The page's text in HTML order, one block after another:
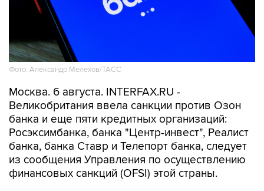
Фото: Александр Мелехов/ТАСС
Москва. 6 августа. INTERFAX.RU -
Великобритания ввела санкции против Озон
банка и еще пяти кредитных организаций:
Росэксимбанка, банка "Центр-инвест", Реалист
банка, банка Ставр и Телепорт банка, следует
из сообщения Управления по осуществлению
финансовых санкций (OFSI) этой страны.